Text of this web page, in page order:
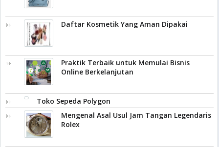
Daftar Kosmetik Yang Aman Dipakai
Praktik Terbaik untuk Memulai Bisnis
Online Berkelanjutan
Toko Sepeda Polygon
Mengenal Asal Usul Jam Tangan Legendaris
Rolex